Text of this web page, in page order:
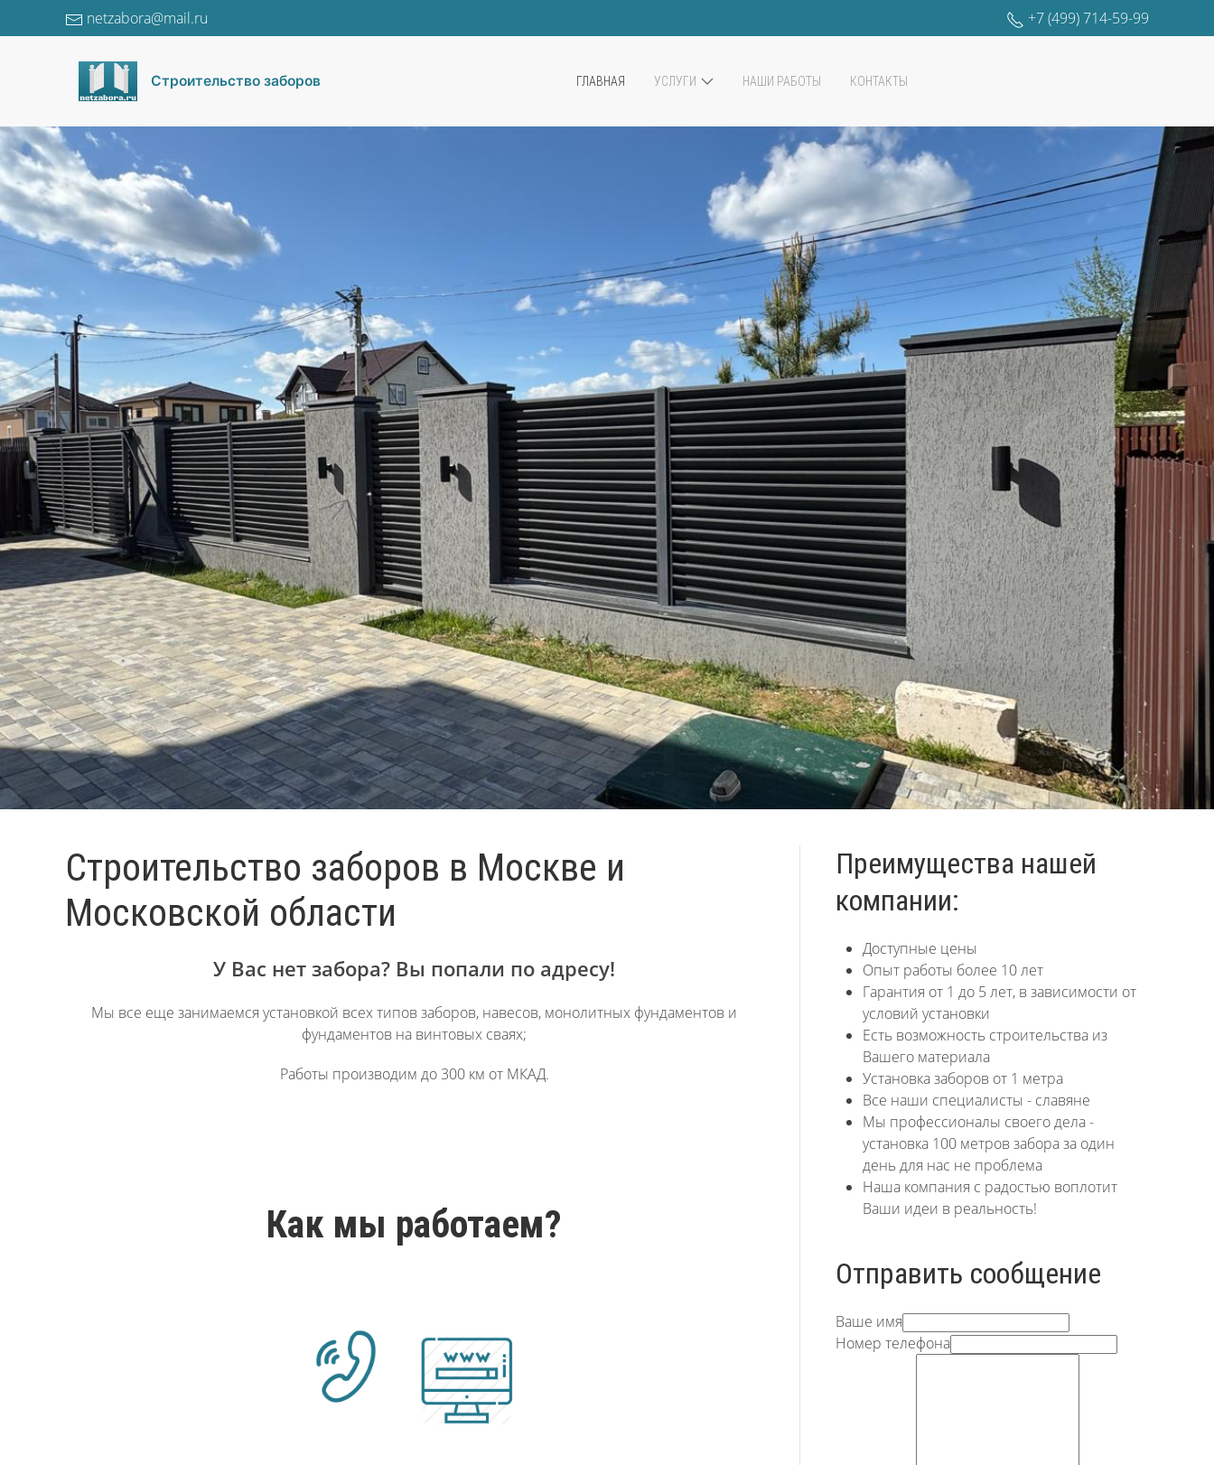
netzabora@mail.ru +7 (499) 714-59-99
Строительство заборов ГЛАВНАЯ УСЛУГИ НАШИ РАБОТЫ КОНТАКТЫ
Строительство заборов в Москве и
Московской области
У Вас нет забора? Вы попали по адресу!
Мы все еще занимаемся установкой всех типов заборов, навесов, монолитных фундаментов и
фундаментов на винтовых сваях;
Работы производим до 300 км от МКАД.
Как мы работаем?
Преимущества нашей
компании:
Доступные цены
Опыт работы более 10 лет
Гарантия от 1 до 5 лет, в зависимости от
условий установки
Есть возможность строительства из
Вашего материала
Установка заборов от 1 метра
Все наши специалисты - славяне
Мы профессионалы своего дела -
установка 100 метров забора за один
день для нас не проблема
Наша компания с радостью воплотит
Ваши идеи в реальность!
Отправить сообщение
Ваше имя
Номер телефона